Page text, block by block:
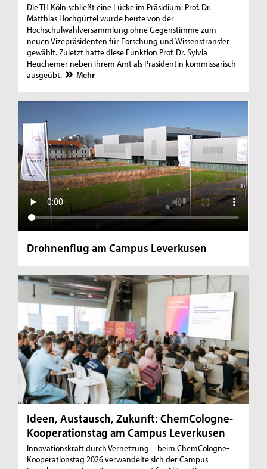
Die TH Köln schließt eine Lücke im Präsidium: Prof. Dr.
Matthias Hochgürtel wurde heute von der
Hochschulwahlversammlung ohne Gegenstimme zum
neuen Vizepräsidenten für Forschung und Wissenstransfer
gewählt. Zuletzt hatte diese Funktion Prof. Dr. Sylvia
Heuchemer neben ihrem Amt als Präsidentin kommissarisch
ausgeübt.
Mehr
Drohnenflug am Campus Leverkusen
Ideen, Austausch, Zukunft: ChemCologne-
Kooperationstag am Campus Leverkusen
Innovationskraft durch Vernetzung – beim ChemCologne-
Kooperationstag 2026 verwandelte sich der Campus